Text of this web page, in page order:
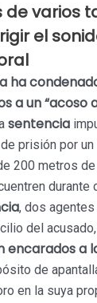
de varios
el
ha
a un “acoso
sentencia
prisión por un
200 metros
, dos
del
encarados a
de
en la suya